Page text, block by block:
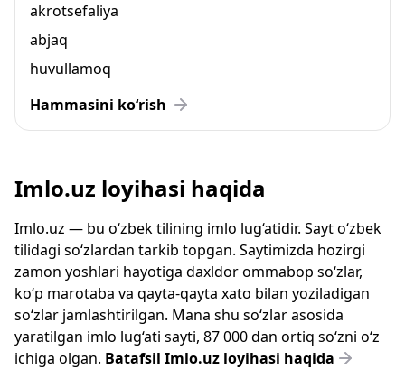
akrotsefaliya
abjaq
huvullamoq
Hammasini ko‘rish
Imlo.uz loyihasi haqida
Imlo.uz — bu o‘zbek tilining imlo lug‘atidir. Sayt o‘zbek
tilidagi so‘zlardan tarkib topgan. Saytimizda hozirgi
zamon yoshlari hayotiga daxldor ommabop so‘zlar,
ko‘p marotaba va qayta-qayta xato bilan yoziladigan
so‘zlar jamlashtirilgan. Mana shu so‘zlar asosida
yaratilgan imlo lug‘ati sayti, 87 000 dan ortiq so‘zni o‘z
ichiga olgan. Batafsil Imlo.uz loyihasi haqida